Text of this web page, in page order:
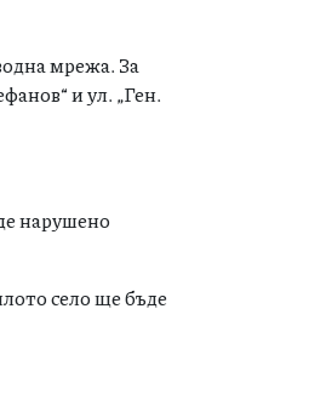
мрежа. За
и ул. „Ген.
нарушено
село ще бъде